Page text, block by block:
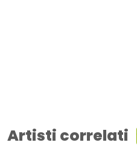
Artisti correlati